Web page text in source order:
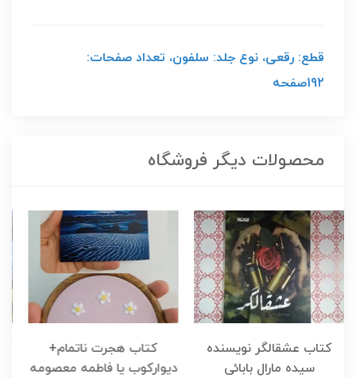
قطع: رقعی، نوع جلد: سلفون، تعداد صفحات:
192صفحه
محصولات دیگر فروشگاه
کتاب هجرت ناتمام+
دیوارکوب یا فاطمه معصومه
کتاب هجرت ناتمام نویسنده
مصطفی مدملی